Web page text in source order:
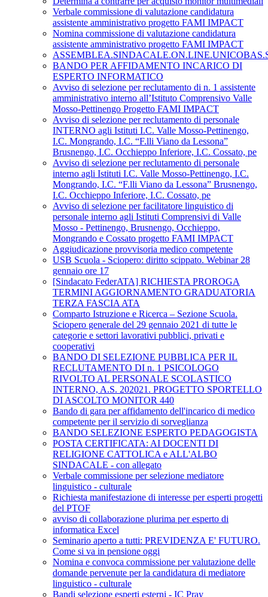
Verbale commissione di valutazione candidatura
assistente amministrativo progetto FAMI IMPACT
Nomina commissione di valutazione candidatura
assistente amministrativo progetto FAMI IMPACT
BANDO PER AFFIDAMENTO INCARICO DI
ESPERTO INFORMATICO
Avviso di selezione per reclutamento di n. 1 assistente
amministrativo interno all’Istituto Comprensivo Valle
Mosso-Pettinengo Progetto FAMI IMPACT
Avviso di selezione per reclutamento di personale
INTERNO agli Istituti I.C. Valle Mosso-Pettinengo,
I.C. Mongrando, I.C. “F.lli Viano da Lessona”
Brusnengo, I.C. Occhieppo Inferiore, I.C. Cossato, pe
Avviso di selezione per reclutamento di personale
interno agli Istituti I.C. Valle Mosso-Pettinengo, I.C.
Mongrando, I.C. “F.lli Viano da Lessona” Brusnengo,
I.C. Occhieppo Inferiore, I.C. Cossato, pe
Avviso di selezione per facilitatore linguistico di
personale interno agli Istituti Comprensivi di Valle
Mosso - Pettinengo, Brusnengo, Occhieppo,
Mongrando e Cossato progetto FAMI IMPACT
Aggiudicazione provvisoria medico competente
USB Scuola - Sciopero: diritto scippato. Webinar 28
gennaio ore 17
[Sindacato FederATA] RICHIESTA PROROGA
TERMINI AGGIORNAMENTO GRADUATORIA
TERZA FASCIA ATA
Comparto Istruzione e Ricerca – Sezione Scuola.
Sciopero generale del 29 gennaio 2021 di tutte le
categorie e settori lavorativi pubblici, privati e
cooperativi
BANDO DI SELEZIONE PUBBLICA PER IL
RECLUTAMENTO DI n. 1 PSICOLOGO
RIVOLTO AL PERSONALE SCOLASTICO
INTERNO, A.S. 202021. PROGETTO SPORTELLO
DI ASCOLTO MONITOR 440
Bando di gara per affidamento dell'incarico di medico
competente per il servizio di sorveglianza
BANDO SELEZIONE ESPERTO PEDAGOGISTA
POSTA CERTIFICATA: AI DOCENTI DI
RELIGIONE CATTOLICA e ALL'ALBO
SINDACALE - con allegato
Verbale commissione per selezione mediatore
linguistico - culturale
Richiesta manifestazione di interesse per esperti progetti
del PTOF
avviso di collaborazione plurima per esperto di
informatica Excel
Seminario aperto a tutti: PREVIDENZA E' FUTURO.
Come si va in pensione oggi
Nomina e convoca commissione per valutazione delle
domande pervenute per la candidatura di mediatore
linguistico - culturale
Bandi selezione esperti esterni - IC Pray